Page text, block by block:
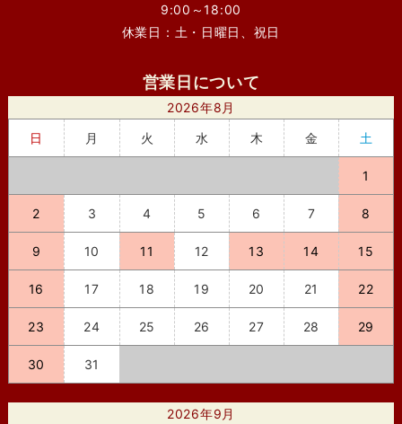
9:00～18:00
休業日：土・日曜日、祝日
営業日について
2026年8月
日
月 火 水 木 金 土
1
2 3 4 5 6 7 8
9 10 11 12 13 14 15
16 17 18 19 20 21 22
23 24 25 26 27 28 29
30 31
2026年9月